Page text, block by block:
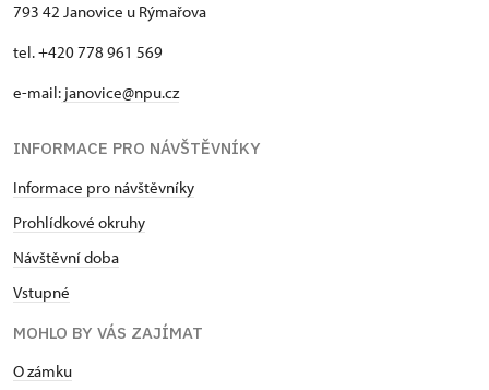
793 42 Janovice u Rýmařova
tel. +420 778 961 569
e-mail: janovice@npu.cz
INFORMACE PRO NÁVŠTĚVNÍKY
Informace pro návštěvníky
Prohlídkové okruhy
Návštěvní doba
Vstupné
MOHLO BY VÁS ZAJÍMAT
O zámku